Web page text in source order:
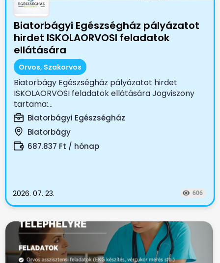
Biatorbágyi Egészségház pályázatot
hirdet ISKOLAORVOSI feladatok
ellátására
Orvos, Szakorvos
Biatorbágy Egészségház pályázatot hirdet
ISKOLAORVOSI feladatok ellátására Jogviszony
tartama:...
Biatorbágyi Egészségház
Biatorbágy
687.837 Ft / hónap
2026. 07. 23. 606